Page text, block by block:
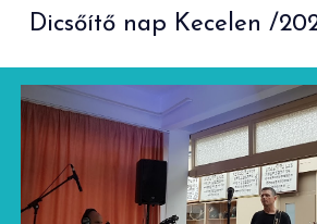
Dicsőítő nap Kecelen /